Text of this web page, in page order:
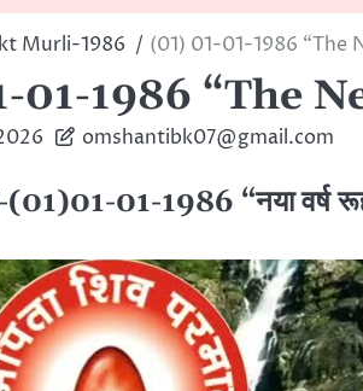
Murli-1986 (01) 01-01-1986 “The
01-1986 “The
omshantibk07@gmail.com
01-1986 “नया वर्ष